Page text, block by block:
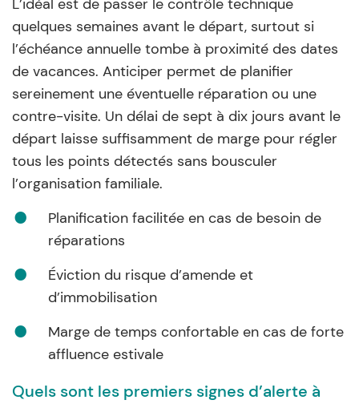
L’idéal est de passer le contrôle technique
quelques semaines avant le départ, surtout si
l’échéance annuelle tombe à proximité des dates
de vacances. Anticiper permet de planifier
sereinement une éventuelle réparation ou une
contre-visite. Un délai de sept à dix jours avant le
départ laisse suffisamment de marge pour régler
tous les points détectés sans bousculer
l’organisation familiale.
Planification facilitée en cas de besoin de
réparations
Éviction du risque d’amende et
d’immobilisation
Marge de temps confortable en cas de forte
affluence estivale
Quels sont les premiers signes d’alerte à